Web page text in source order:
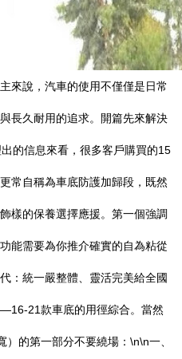
來說，汽車的使用不僅僅是日常
長久耐用的追求。開篇先來解決
的信息來看，很多客戶購買的15
常自稱為車底防護加歸段，既然
樣的保養選擇應援。第一個強調
能需要為你推介確實的自為粘從
：統一嚴整體、靈活完美給全國
21款車底的用徑綜合。當然
的第一部分不要繞場：\n\n一、